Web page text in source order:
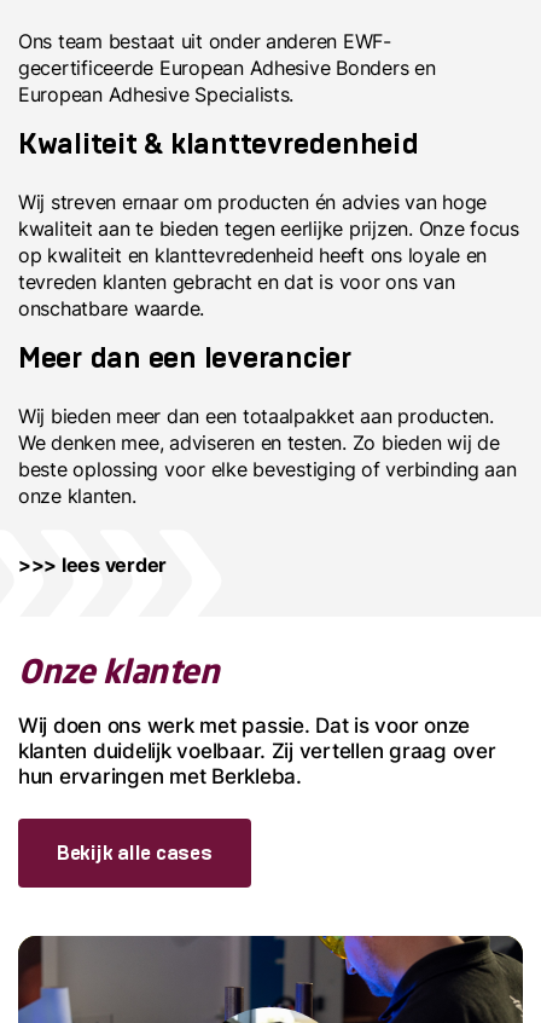
Ons team bestaat uit onder anderen EWF-
gecertificeerde European Adhesive Bonders en
European Adhesive Specialists.
Kwaliteit & klanttevredenheid
Wij streven ernaar om producten én advies van hoge
kwaliteit aan te bieden tegen eerlijke prijzen. Onze focus
op kwaliteit en klanttevredenheid heeft ons loyale en
tevreden klanten gebracht en dat is voor ons van
onschatbare waarde.
Meer dan een leverancier
Wij bieden meer dan een totaalpakket aan producten.
We denken mee, adviseren en testen. Zo bieden wij de
beste oplossing voor elke bevestiging of verbinding aan
onze klanten.
>>> lees verder
Onze klanten
Wij doen ons werk met passie. Dat is voor onze
klanten duidelijk voelbaar. Zij vertellen graag over
hun ervaringen met Berkleba.
Bekijk alle cases